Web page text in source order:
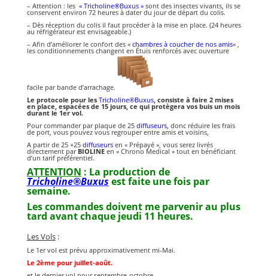
– Attention : les « Tricholine®Buxus »sont des insectes vivants, ils se
conservent environ 72 heures à dater du jour de départ du colis.
– Dès réception du colis il faut procéder à la mise en place. (24 heures
au réfrigérateur est envisageable.)
– Afin d’améliorer le confort des « chambres à coucher de nos amis« ,
les conditionnements changent en Étuis renforcés avec ouverture
facile par bande d’arrachage.
Le protocole pour les Tricholine®Buxus, consiste à faire 2 mises
en place, espacées de 15 jours, ce qui protègera vos buis un mois
durant le 1er vol.
Pour commander par plaque de 25 diffuseurs, donc réduire les frais
de port, vous pouvez vous regrouper entre amis et voisins,
A partir de 25 +25 diffuseursen « Prépayé », vous serez livrés
directement par BIOLINEen « Chrono Medical » tout en bénéficiant
d’un tarif préférentiel.
ATTENTION : La production de
Tricholine®Buxus est faite une fois par
semaine.
Les commandes doivent me parvenir au plus
tard avant chaque jeudi 11 heures.
Les Vols:
Le 1er vol est prévu approximativement mi-Mai.
Le 2ème pour juillet-août.